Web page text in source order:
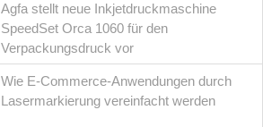
Agfa stellt neue Inkjetdruckmaschine
SpeedSet Orca 1060 für den
Verpackungsdruck vor
Wie E-Commerce-Anwendungen durch
Lasermarkierung vereinfacht werden